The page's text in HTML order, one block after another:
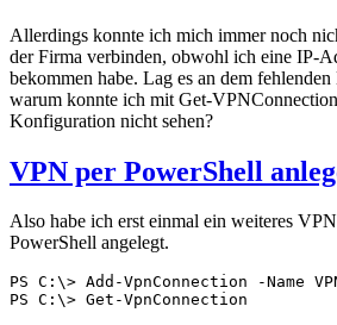
Allerdings konnte ich mich immer noch
der Firma verbinden, obwohl ich eine IP-
bekommen habe. Lag es an dem
warum konnte ich mit Get-
Konfiguration nicht sehen?
VPN per PowerShell
Also habe ich erst einmal ein weiteres
PowerShell angelegt.
PS C:\> Add-VpnConnection -Name
PS C:\> Get-VpnConnection